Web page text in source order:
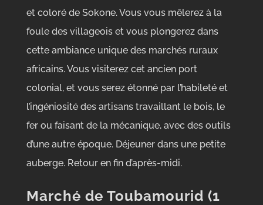
et coloré de Sokone. Vous vous mêlerez à la
foule des villageois et vous plongerez dans
cette ambiance unique des marchés ruraux
africains. Vous visiterez cet ancien port
colonial, et vous serez étonné par l’habileté et
l’ingéniosité des artisans travaillant le bois, le
fer ou faisant de la mécanique, avec des outils
d’une autre époque. Déjeuner dans une petite
auberge. Retour en fin d’après-midi.
Marché de Toubamourid (1